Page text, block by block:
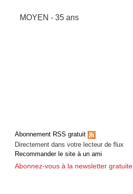
MOYEN - 35 ans
Abonnement RSS gratuit
Directement dans votre lecteur de flux
Recommander le site à un ami
Abonnez-vous à la newsletter gratuite